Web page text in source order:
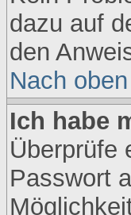
dazu auf
den
Nach oben
Ich habe
Überprüfe
Passwort